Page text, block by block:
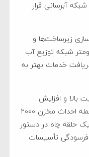
آبرسانی قرار
زیرساخت‌ها و
خدمات، بیش از ۲۷ کیلومتر شبکه توزیع آب
خدمات بهتر به
بالا و افزایش
تقاضای آب، اجرای پروژه‌های متعدد از جمله احداث مخزن ۲۰۰۰
حلقه چاه در دستور
فرسودگی تأسیسات